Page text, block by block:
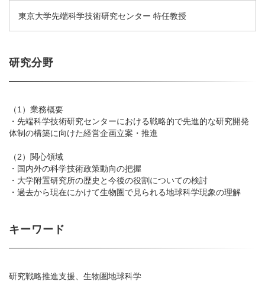
東京大学先端科学技術研究センター 特任教授
研究分野
（1）業務概要
・先端科学技術研究センターにおける戦略的で先進的な研究開発
体制の構築に向けた経営企画立案・推進
（2）関心領域
・国内外の科学技術政策動向の把握
・大学附置研究所の歴史と今後の役割についての検討
・過去から現在にかけて生物圏で見られる地球科学現象の理解
キーワード
研究戦略推進支援、生物圏地球科学